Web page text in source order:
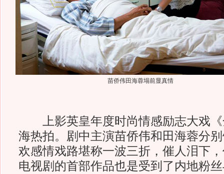
苗侨伟田海蓉塌前显真情
上影英皇年度时尚情感励志大戏《
海热拍。剧中主演苗侨伟和田海蓉分
欢感情戏路堪称一波三折，催人泪下
电视剧的首部作品也是受到了内地粉